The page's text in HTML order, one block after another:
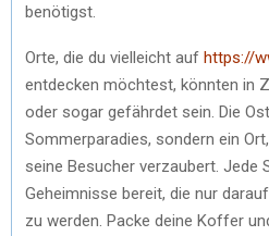
benötigst.
Orte, die du vielleicht auf https://
entdecken möchtest, könnten in
oder sogar gefährdet sein. Die
Sommerparadies, sondern ein
seine Besucher verzaubert. Jede
Geheimnisse bereit, die nur
zu werden. Packe deine Koffer